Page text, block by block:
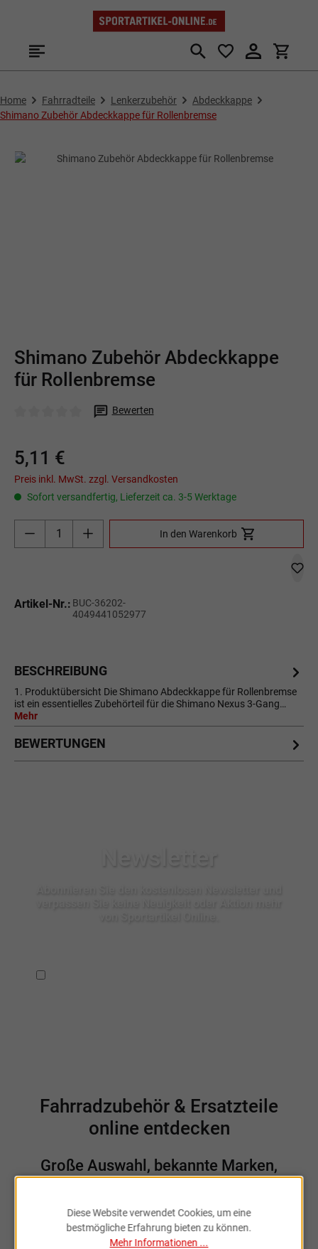
Zum Hauptinhalt springen
Home Fahrradteile Lenkerzubehör
Abdeckkappe
Shimano Zubehör Abdeckkappe für Rollenbremse
Shimano Zubehör Abdeckkappe
für Rollenbremse
Bewerten
5,11 €
Preis inkl. MwSt. zzgl. Versandkosten
Sofort versandfertig, Lieferzeit ca. 3-5 Werktage
Produkt Anzahl: Gib den gewünschten Wert
In den Warenkorb
Artikel-Nr.: BUC-36202-
4049441052977
BESCHREIBUNG
1. Produktübersicht Die Shimano Abdeckkappe für Rollenbremse
ist ein essentielles Zubehörteil für die Shimano Nexus 3-Gang…
Mehr
BEWERTUNGEN
Fahrradzubehör & Ersatzteile
online entdecken
Große Auswahl, bekannte Marken,
schnelle Lieferung – Sportartikel Online
Diese Website verwendet Cookies, um eine
bestmögliche Erfahrung bieten zu können.
Mehr Informationen ...